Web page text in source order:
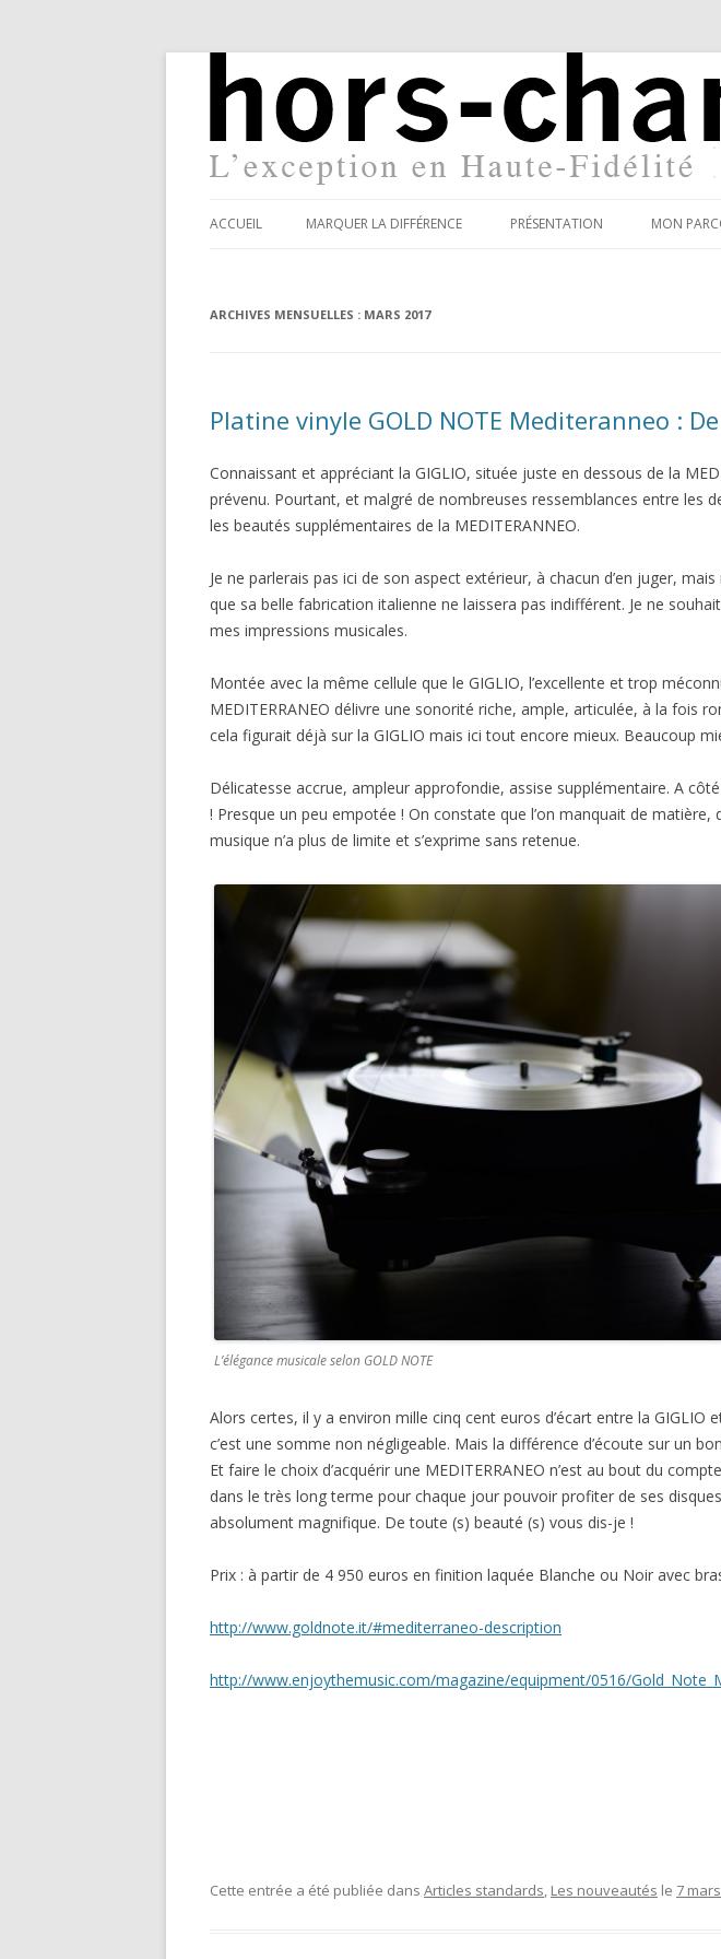
ACCUEIL MARQUER LA DIFFÉRENCE PRÉSENTATION MON
ARCHIVES MENSUELLES : MARS 2017
Platine vinyle GOLD NOTE Mediteranneo :
Connaissant et appréciant la GIGLIO, située juste en dessous de la
prévenu. Pourtant, et malgré de nombreuses ressemblances entre les
les beautés supplémentaires de la MEDITERANNEO.
Je ne parlerais pas ici de son aspect extérieur, à chacun d’en juger,
que sa belle fabrication italienne ne laissera pas indifférent. Je ne
mes impressions musicales.
Montée avec la même cellule que le GIGLIO, l’excellente et trop
MEDITERRANEO délivre une sonorité riche, ample, articulée, à la fois
cela figurait déjà sur la GIGLIO mais ici tout encore mieux. Beaucoup
Délicatesse accrue, ampleur approfondie, assise supplémentaire. A
! Presque un peu empotée ! On constate que l’on manquait de matière,
musique n’a plus de limite et s’exprime sans retenue.
L’élégance musicale selon GOLD NOTE
Alors certes, il y a environ mille cinq cent euros d’écart entre la GIGLIO
c’est une somme non négligeable. Mais la différence d’écoute sur un
Et faire le choix d’acquérir une MEDITERRANEO n’est au bout du
dans le très long terme pour chaque jour pouvoir profiter de ses disques
absolument magnifique. De toute (s) beauté (s) vous dis-je !
Prix : à partir de 4 950 euros en finition laquée Blanche ou Noir avec
http://www.goldnote.it/#mediterraneo-description
http://www.enjoythemusic.com/magazine/equipment/0516/
Cette entrée a été publiée dans Articles standards, Les nouveautés le 7